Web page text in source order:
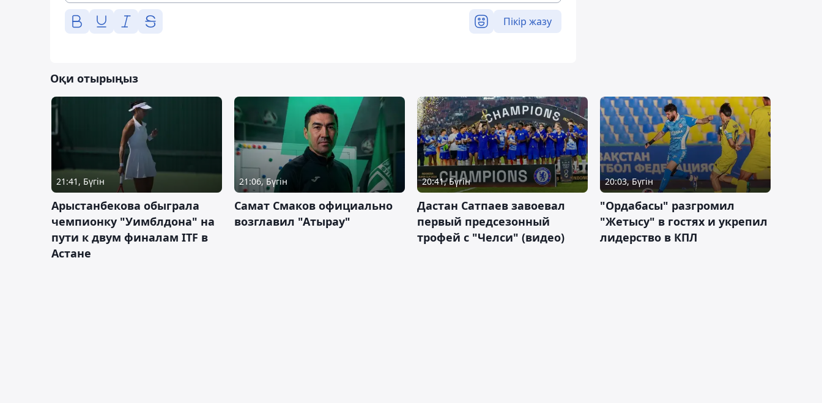
Пікір жазу
Оқи отырыңыз
21:41, Бүгін
Арыстанбекова обыграла
чемпионку "Уимблдона" на
пути к двум финалам ITF в
Астане
21:06, Бүгін
Самат Смаков официально
возглавил "Атырау"
20:41, Бүгін
Дастан Сатпаев завоевал
первый предсезонный
трофей с "Челси" (видео)
20:03, Бүгін
"Ордабасы" разгромил
"Жетысу" в гостях и укрепил
лидерство в КПЛ